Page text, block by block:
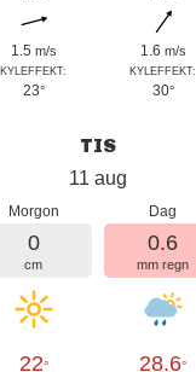
1.5 m/s
KYLEFFEKT:
23°
1.6 m/s
KYLEFFEKT:
30°
TIS
11 aug
Morgon
0
cm
22°
Dag
0.6
mm regn
28.6°